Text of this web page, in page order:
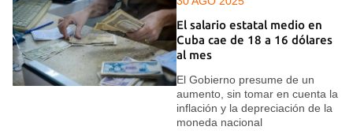
El salario estatal medio en
Cuba cae de 18 a 16 dólares
al mes
El Gobierno presume de un
aumento, sin tomar en cuenta la
inflación y la depreciación de la
moneda nacional